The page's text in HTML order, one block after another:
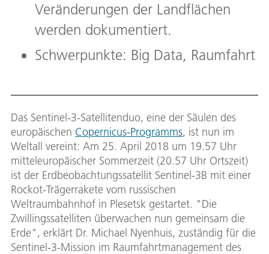
Veränderungen der Landflächen
werden dokumentiert.
Schwerpunkte: Big Data, Raumfahrt
Das Sentinel-3-Satellitenduo, eine der Säulen des
europäischen Copernicus-Programms, ist nun im
Weltall vereint: Am 25. April 2018 um 19.57 Uhr
mitteleuropäischer Sommerzeit (20.57 Uhr Ortszeit)
ist der Erdbeobachtungssatellit Sentinel-3B mit einer
Rockot-Trägerrakete vom russischen
Weltraumbahnhof in Plesetsk gestartet. "Die
Zwillingssatelliten überwachen nun gemeinsam die
Erde", erklärt Dr. Michael Nyenhuis, zuständig für die
Sentinel-3-Mission im Raumfahrtmanagement des